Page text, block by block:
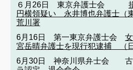
６月26日 東京弁護士会
円横領疑い 永井博也弁護士（
荒川署
6月16日 第一東京弁護士会
宮岳晴弁護士を現行犯逮捕 （
6月30日 神奈川県弁士会